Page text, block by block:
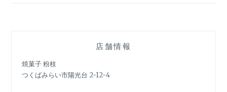
ョ
ン
店舗情報
焼菓子 粉枝
つくばみらい市陽光台 2-12-4